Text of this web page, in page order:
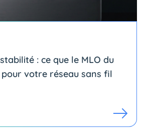
: ce que le MLO du
pour votre réseau sans fil